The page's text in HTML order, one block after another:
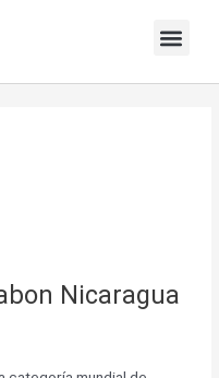
Nicaragua